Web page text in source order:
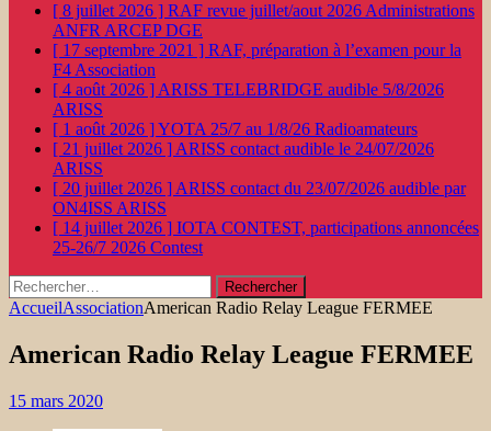
[ 8 juillet 2026 ] RAF revue juillet/aout 2026 Administrations
ANFR ARCEP DGE
[ 17 septembre 2021 ] RAF, préparation à l’examen pour la
F4 Association
[ 4 août 2026 ] ARISS TELEBRIDGE audible 5/8/2026
ARISS
[ 1 août 2026 ]YOTA 25/7 au 1/8/26 Radioamateurs
[ 21 juillet 2026 ] ARISS contact audible le 24/07/2026
ARISS
[ 20 juillet 2026 ] ARISS contact du 23/07/2026 audible par
ON4ISS ARISS
[ 14 juillet 2026 ] IOTA CONTEST, participations annoncées
25-26/7 2026 Contest
Rechercher :
AccueilAssociationAmerican Radio Relay League FERMEE
American Radio Relay League FERMEE
15 mars 2020